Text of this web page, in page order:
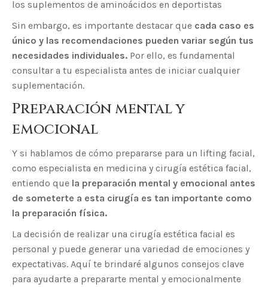
los suplementos de aminoácidos en deportistas
Sin embargo, es importante destacar que cada caso es
único y las recomendaciones pueden variar según tus
necesidades individuales. Por ello, es fundamental
consultar a tu especialista antes de iniciar cualquier
suplementación.
Preparación mental y
emocional
Y si hablamos de cómo prepararse para un lifting facial,
como especialista en medicina y cirugía estética facial,
entiendo que la preparación mental y emocional antes
de someterte a esta cirugía es tan importante como
la preparación física.
La decisión de realizar una cirugía estética facial es
personal y puede generar una variedad de emociones y
expectativas. Aquí te brindaré algunos consejos clave
para ayudarte a prepararte mental y emocionalmente